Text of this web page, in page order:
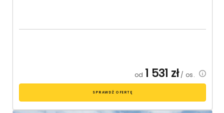
od 1 531 zł/ os.
SPRAWDŹ OFERTĘ